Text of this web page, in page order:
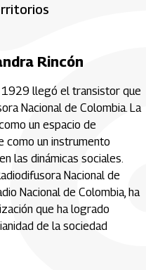
Rincón
1929 llegó el transistor que
Nacional de Colombia. La
un espacio de
como un instrumento
las dinámicas sociales.
Nacional de
Nacional de Colombia, ha
que ha logrado
de la sociedad